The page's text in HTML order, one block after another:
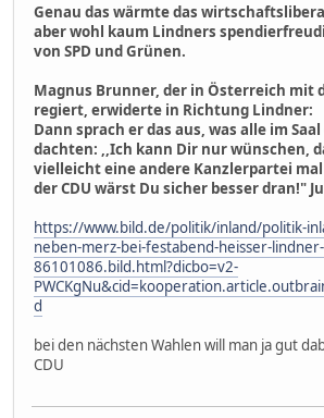
Genau das wärmte das
aber wohl kaum Lindners
von SPD und Grünen.
Magnus Brunner, der in Österreich mit
regiert, erwiderte in Richtung Lindner:
Dann sprach er das aus, was alle im
dachten: ,,Ich kann Dir nur wünschen,
vielleicht eine andere Kanzlerpartei
der CDU wärst Du sicher besser dran!"
https://www.bild.de/politik/inland/politik-
neben-merz-bei-festabend-heisser-
86101086.bild.html?dicbo=v2-
d
bei den nächsten Wahlen will man ja gut
CDU